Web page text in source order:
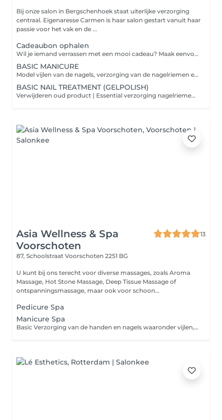
Bij onze salon in Bergschenhoek staat uiterlijke verzorging
centraal. Eigenaresse Carmen is haar salon gestart vanuit haar
passie voor het vak en de ...
Cadeaubon ophalen
Wil je iemand verrassen met een mooi cadeau? Maak eenvoudig een afspraak om een cadeaubon op te halen in de salon. Je kiest zelf het gewenste bedrag of de behandeling, en wij zorgen dat de cadeaubon mooi verpakt voor je klaarligt. Perfect voor verjaardagen, feestdagen of gewoon om iemand blij te maken!
BASIC MANICURE
Model vijlen van de nagels, verzorging van de nagelriemen en keuze uit een normale nagellak. Afsluitend met een voedende olie.
BASIC NAIL TREATMENT (GELPOLISH)
Verwijderen oud product | Essential verzorging nagelriemen | Gelpolish | Verzorgende olie
Asia Wellness & Spa
Voorschoten
13
87, Schoolstraat Voorschoten 2251 BG
U kunt bij ons terecht voor diverse massages, zoals Aroma
Massage, Hot Stone Massage, Deep Tissue Massage of
ontspanningsmassage, maar ook voor schoon...
Pedicure Spa
Manicure Spa
Basic Verzorging van de handen en nagels waaronder vijlen, nagelriemverzorging en een heerlijke dagcrème! Spa Als de standaard, aangevuld met handbad in manicure bowl met verzorgende olie. Daarna verzorging van de handen en onderarmen met een heerlijke scrub, gevolgd door armmassage met een verzorgende crème afgemaakt met nagellak!